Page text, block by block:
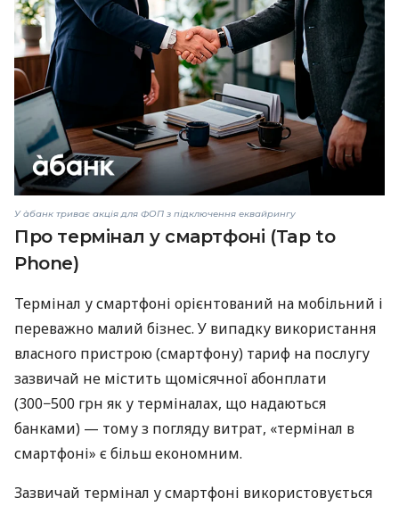
У àбанк триває акція для ФОП з підключення еквайрингу
Про термінал у смартфоні (Tap to
Phone)
Термінал у смартфоні орієнтований на мобільний і
переважно малий бізнес. У випадку використання
власного пристрою (смартфону) тариф на послугу
зазвичай не містить щомісячної абонплати
(300−500 грн як у терміналах, що надаються
банками) — тому з погляду витрат, «термінал в
смартфоні» є більш економним.
Зазвичай термінал у смартфоні використовується